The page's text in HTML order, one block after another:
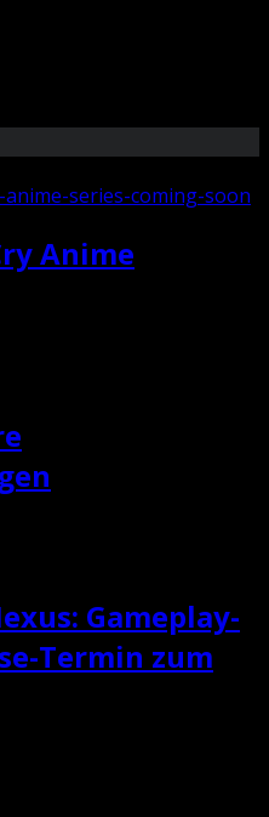
Anime
Gameplay-
Termin zum